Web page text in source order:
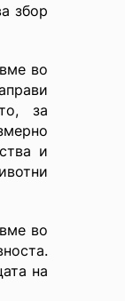
збор
во
за
и
во
на